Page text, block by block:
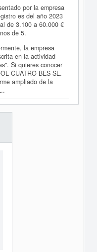
por la empresa
es del año 2023
de 3.100 a 60.000 €
de 5.
la empresa
en la actividad
Si quieres conocer
CUATRO BES SL.
ampliado de la